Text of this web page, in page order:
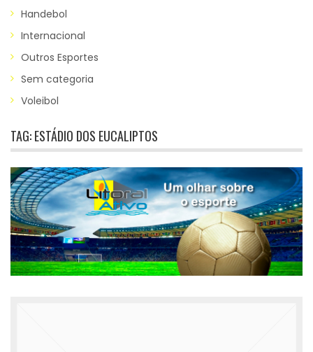
Handebol
Internacional
Outros Esportes
Sem categoria
Voleibol
TAG:ESTÁDIO DOS EUCALIPTOS